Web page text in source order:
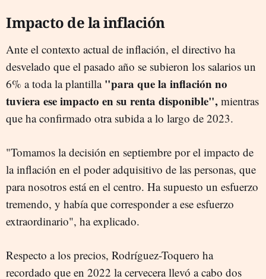
Impacto de la inflación
Ante el contexto actual de inflación, el directivo ha
desvelado que el pasado año se subieron los salarios un
6% a toda la plantilla "para que la inflación no
tuviera ese impacto en su renta disponible", mientras
que ha confirmado otra subida a lo largo de 2023.
"Tomamos la decisión en septiembre por el impacto de
la inflación en el poder adquisitivo de las personas, que
para nosotros está en el centro. Ha supuesto un esfuerzo
tremendo, y había que corresponder a ese esfuerzo
extraordinario", ha explicado.
Respecto a los precios, Rodríguez-Toquero ha
recordado que en 2022 la cervecera llevó a cabo dos